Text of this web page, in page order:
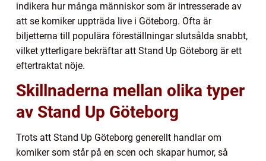
indikera hur många människor som är intresserade av
att se komiker uppträda live i Göteborg. Ofta är
biljetterna till populära föreställningar slutsålda snabbt,
vilket ytterligare bekräftar att Stand Up Göteborg är ett
eftertraktat nöje.
Skillnaderna mellan olika typer
av Stand Up Göteborg
Trots att Stand Up Göteborg generellt handlar om
komiker som står på en scen och skapar humor, så